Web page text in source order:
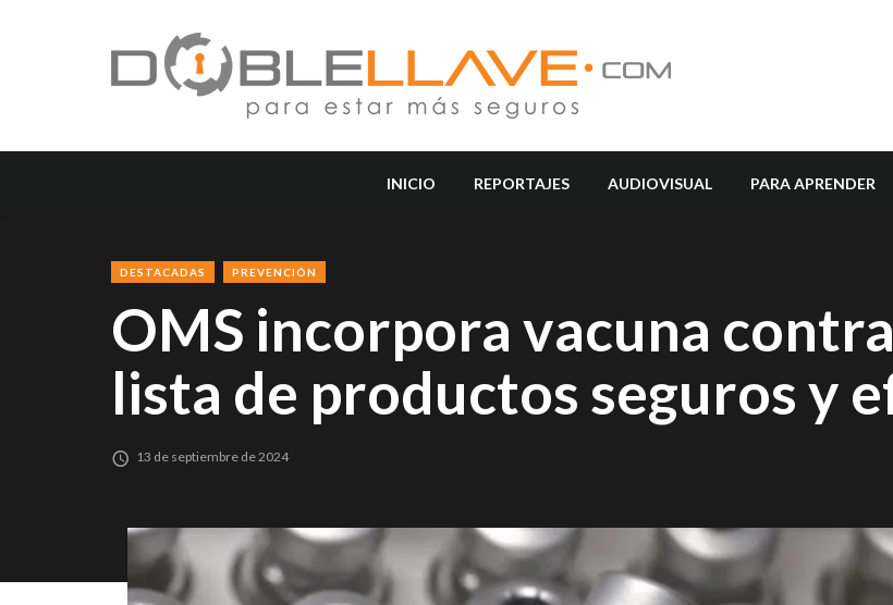
INICIO REPORTAJES AUDIOVISUAL PARA APRENDER
DESTACADAS PREVENCIÓN
OMS incorpora vacuna
lista de productos seguros y
13 de septiembre de 2024